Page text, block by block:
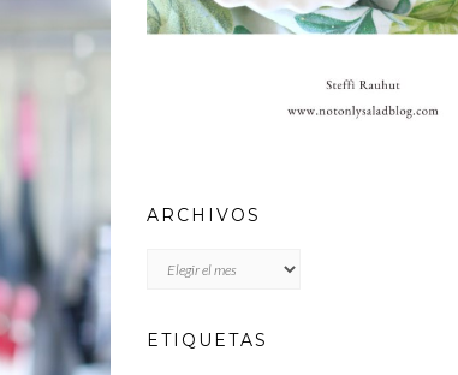
ARCHIVOS
ETIQUETAS